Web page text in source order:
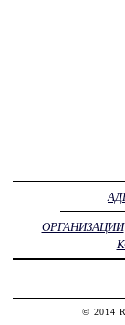
ОРГАНИЗАЦИИ
© 2014